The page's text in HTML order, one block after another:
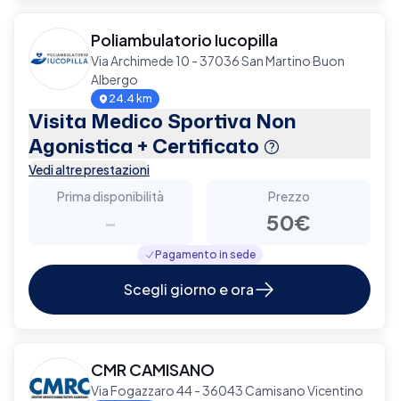
Poliambulatorio Iucopilla
Via Archimede 10 - 37036 San Martino Buon
Albergo
24.4 km
Visita Medico Sportiva Non
Agonistica + Certificato
Vedi altre prestazioni
Prima disponibilità
-
Prezzo
50€
Pagamento in sede
Scegli giorno e ora
CMR CAMISANO
Via Fogazzaro 44 - 36043 Camisano Vicentino